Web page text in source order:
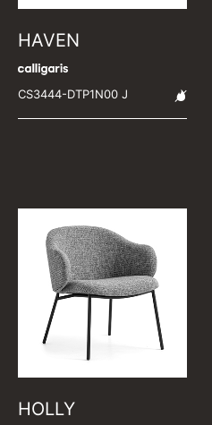
HAVEN
CS3444-DTP1N00 J
HOLLY